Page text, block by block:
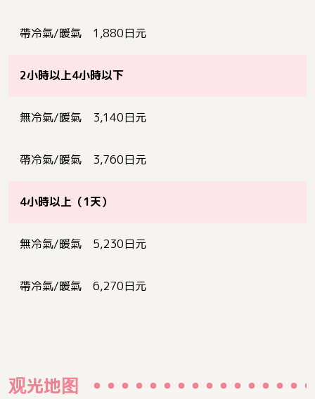
帶冷氣/暖氣 1,880日元
2小時以上4小時以下
無冷氣/暖氣 3,140日元
帶冷氣/暖氣 3,760日元
4小時以上（1天）
無冷氣/暖氣 5,230日元
帶冷氣/暖氣 6,270日元
观光地图